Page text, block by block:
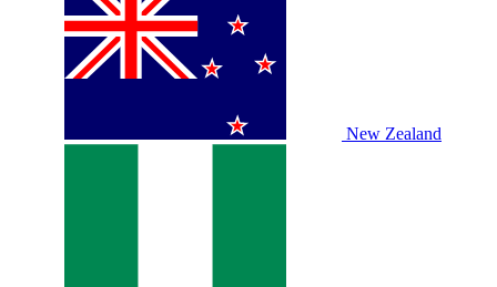
New Zealand